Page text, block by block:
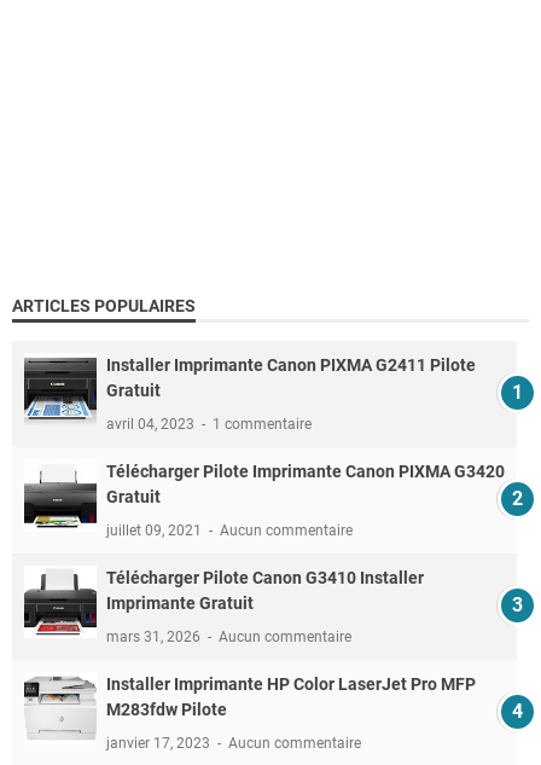
ARTICLES POPULAIRES
Installer Imprimante Canon PIXMA G2411 Pilote
Gratuit
avril 04, 2023 1 commentaire
Télécharger Pilote Imprimante Canon PIXMA G3420
Gratuit
juillet 09, 2021 Aucun commentaire
Télécharger Pilote Canon G3410 Installer
Imprimante Gratuit
mars 31, 2026 Aucun commentaire
Installer Imprimante HP Color LaserJet Pro MFP
M283fdw Pilote
janvier 17, 2023 Aucun commentaire